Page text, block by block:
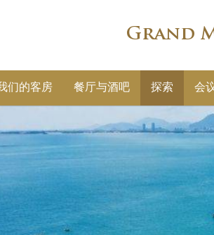
Grand
们的客房 餐厅与酒吧 探索 会